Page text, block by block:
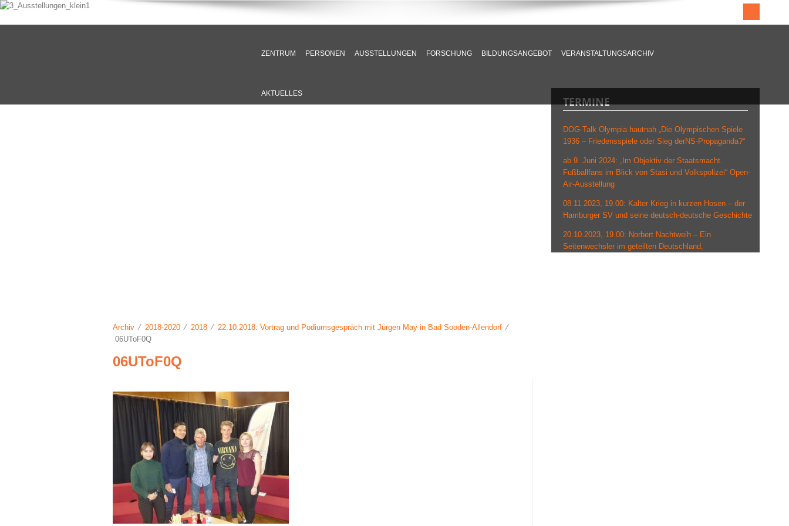
ZENTRUM PERSONEN AUSSTELLUNGEN FORSCHUNG BILDUNGSANGEBOT VERANSTALTUNGSARCHIV
AKTUELLES
Archiv ⁄ 2018-2020 ⁄ 2018 ⁄ 22.10.2018: Vortrag und Podiumsgespräch mit Jürgen May in Bad Sooden-Allendorf ⁄
06UToF0Q
06UToF0Q
TERMINE
DOG-Talk Olympia hautnah „Die Olympischen Spiele
1936 – Friedensspiele oder Sieg derNS-Propaganda?“
ab 9. Juni 2024: „Im Objektiv der Staatsmacht.
Fußballfans im Blick von Stasi und Volkspolizei“ Open-
Air-Ausstellung
08.11.2023, 19.00: Kalter Krieg in kurzen Hosen – der
Hamburger SV und seine deutsch-deutsche Geschichte
20.10.2023, 19.00: Norbert Nachtweih – Ein
Seitenwechsler im geteilten Deutschland,